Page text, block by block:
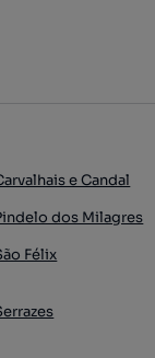
e Candal
dos Milagres
Félix